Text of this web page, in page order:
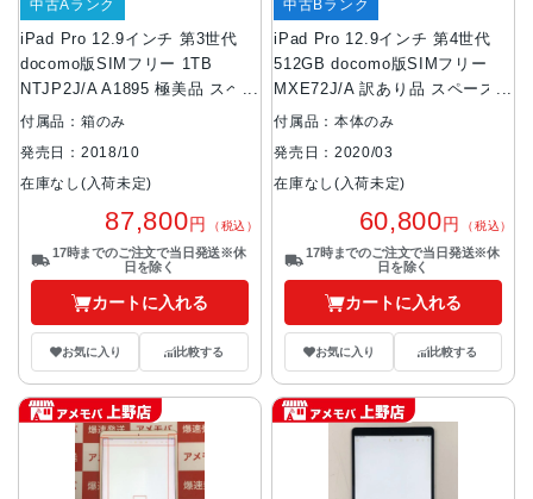
iPad Pro 12.9インチ 第3世代
docomo版SIMフリー 1TB
NTJP2J/A A1895 極美品 スペー
スグレイ
中古Aランク
付属品：箱のみ
発売日：2018/10
在庫なし(入荷未定)
87,800円 （税込）
17時までのご注文で当日発送※休
日を除く
カートに入れる
お気に入り 比較する
iPad Pro 12.9インチ 第4世代
512GB docomo版SIMフリー
MXE72J/A 訳あり品 スペースグ
レイ
中古Bランク
付属品：本体のみ
発売日：2020/03
在庫なし(入荷未定)
60,800円 （税込）
17時までのご注文で当日発送※休
日を除く
カートに入れる
お気に入り 比較する